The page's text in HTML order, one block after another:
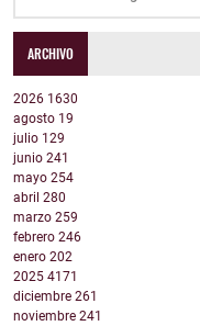
ARCHIVO
2026 1630
agosto 19
julio 129
junio 241
mayo 254
abril 280
marzo 259
febrero 246
enero 202
2025 4171
diciembre 261
noviembre 241